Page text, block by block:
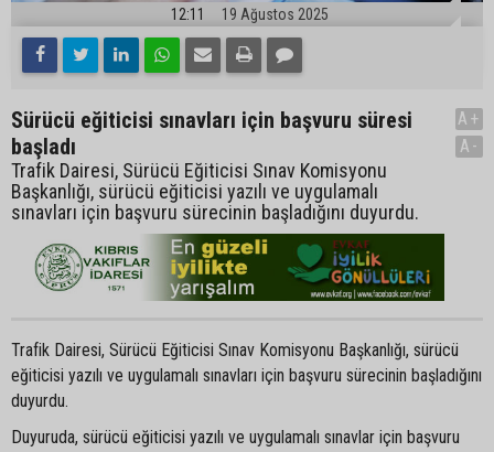
12:11 19 Ağustos 2025
Sürücü eğiticisi sınavları için başvuru süresi
başladı
Trafik Dairesi, Sürücü Eğiticisi Sınav Komisyonu
Başkanlığı, sürücü eğiticisi yazılı ve uygulamalı
sınavları için başvuru sürecinin başladığını duyurdu.
A+
A-
Trafik Dairesi, Sürücü Eğiticisi Sınav Komisyonu Başkanlığı, sürücü
eğiticisi yazılı ve uygulamalı sınavları için başvuru sürecinin başladığını
duyurdu.
Duyuruda, sürücü eğiticisi yazılı ve uygulamalı sınavlar için başvuru